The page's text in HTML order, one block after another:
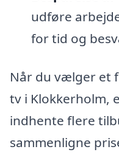
udføre
for tid og
Når du vælger et
tv i Klokkerholm,
indhente flere
sammenligne